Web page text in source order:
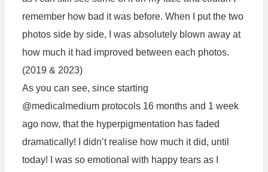
remember how bad it was before. When I put the two
photos side by side, I was absolutely blown away at
how much it had improved between each photos.
(2019 & 2023)
As you can see, since starting
@medicalmedium protocols 16 months and 1 week
ago now, that the hyperpigmentation has faded
dramatically! I didn’t realise how much it did, until
today! I was so emotional with happy tears as I